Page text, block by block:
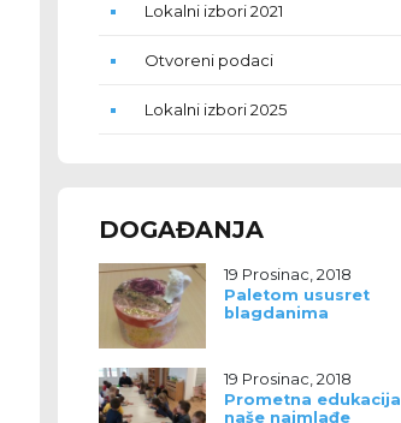
Lokalni izbori 2021
Otvoreni podaci
Lokalni izbori 2025
DOGAĐANJA
19 Prosinac, 2018
Paletom ususret
blagdanima
19 Prosinac, 2018
Prometna
naše najmlađe